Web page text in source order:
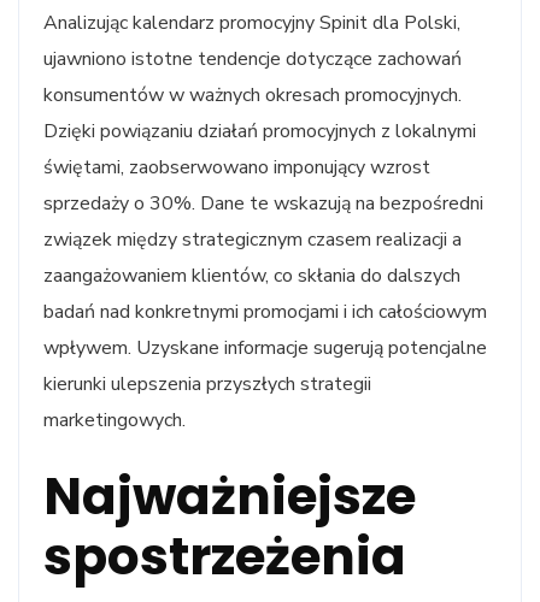
Analizując kalendarz promocyjny Spinit dla Polski,
ujawniono istotne tendencje dotyczące zachowań
konsumentów w ważnych okresach promocyjnych.
Dzięki powiązaniu działań promocyjnych z lokalnymi
świętami, zaobserwowano imponujący wzrost
sprzedaży o 30%. Dane te wskazują na bezpośredni
związek między strategicznym czasem realizacji a
zaangażowaniem klientów, co skłania do dalszych
badań nad konkretnymi promocjami i ich całościowym
wpływem. Uzyskane informacje sugerują potencjalne
kierunki ulepszenia przyszłych strategii
marketingowych.
Najważniejsze
spostrzeżenia